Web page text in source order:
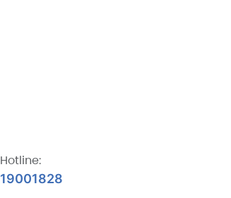
Hotline:
19001828